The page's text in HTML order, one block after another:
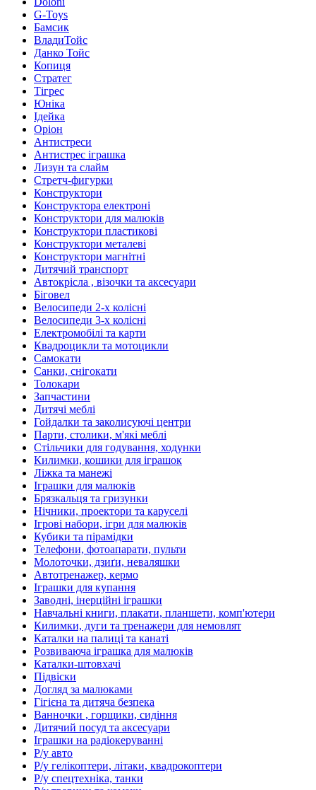
G-Toys
Бамсик
ВладиТойс
Данко Тойс
Копиця
Стратег
Тігрес
Юніка
Ідейка
Оріон
Антистреси
Антистрес іграшка
Лизун та слайм
Стретч-фигурки
Конструктори
Конструктора електроні
Конструктори для малюків
Конструктори пластикові
Конструктори металеві
Конструктори магнітні
Дитячий транспорт
Автокрісла , візочки та аксесуари
Біговел
Велосипеди 2-х колісні
Велосипеди 3-х колісні
Електромобілі та карти
Квадроцикли та мотоцикли
Самокати
Санки, снігокати
Толокари
Запчастини
Дитячі меблі
Гойдалки та заколисуючі центри
Парти, столики, м'які меблі
Стільчики для годування, ходунки
Килимки, кошики для іграшок
Ліжка та манежі
Іграшки для малюків
Брязкальця та гризунки
Нічники, проектори та каруселі
Ігрові набори, ігри для малюків
Кубики та пірамідки
Телефони, фотоапарати, пульти
Молоточки, дзиґи, неваляшки
Автотренажер, кермо
Іграшки для купання
Заводні, інерційні іграшки
Навчальні книги, плакати, планшети, комп'ютери
Килимки, дуги та тренажери для немовлят
Каталки на палиці та канаті
Розвиваюча іграшка для малюків
Каталки-штовхачі
Підвіски
Догляд за малюками
Гігієна та дитяча безпека
Ванночки , горщики, сидіння
Дитячий посуд та аксесуари
Іграшки на радіокеруванні
Р/у авто
Р/у гелікоптери, літаки, квадрокоптери
Р/у спецтехніка, танки